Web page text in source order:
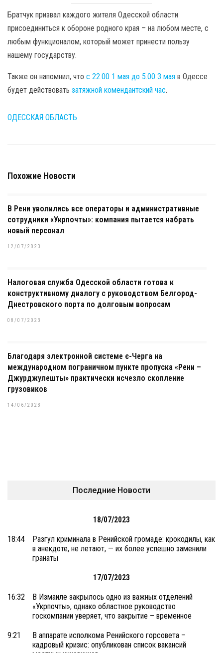
Братчук призвал каждого жителя Одесской области
присоединиться к обороне родного края – на любом месте, с
любым функционалом, который может принести пользу
нашему государству.
Также он напомнил, что с 22.00 1 мая до 5.00 3 мая в Одессе
будет действовать затяжной комендантский час.
ОДЕССКАЯ ОБЛАСТЬ
Похожие Новости
В Рени уволились все операторы и административные
сотрудники «Укрпочты»: компания пытается набрать
новый персонал
12/07/2023
Налоговая служба Одесской области готова к
конструктивному диалогу с руководством Белгород-
Днестровского порта по долговым вопросам
08/07/2023
Благодаря электронной системе є-Черга на
международном пограничном пункте пропуска «Рени –
Джурджулешты» практически исчезло скопление
грузовиков
14/06/2023
Последние Новости
18/07/2023
18:44
Разгул криминала в Ренийской громаде: крокодилы, как
в анекдоте, не летают, — их более успешно заменили
гранаты
17/07/2023
16:32
В Измаиле закрылось одно из важных отделений
«Укрпочты», однако областное руководство
госкомпании уверяет, что закрытие – временное
9:21
В аппарате исполкома Ренийского горсовета –
кадровый кризис: опубликован список вакансий